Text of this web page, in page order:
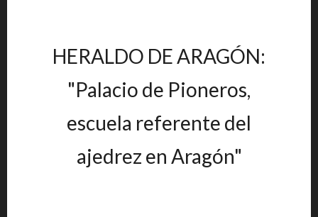
HERALDO DE ARAGÓN:
"Palacio de Pioneros,
escuela referente del
ajedrez en Aragón"